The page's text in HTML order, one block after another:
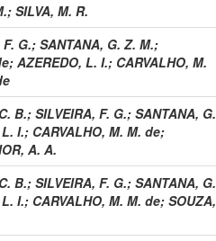
; SILVA, M. R.
G.; SANTANA, G. Z. M.;
; AZEREDO, L. I.; CARVALHO, M.
B.; SILVEIRA, F. G.; SANTANA, G.
I.; CARVALHO, M. M. de;
A. A.
B.; SILVEIRA, F. G.; SANTANA, G.
I.; CARVALHO, M. M. de; SOUZA,